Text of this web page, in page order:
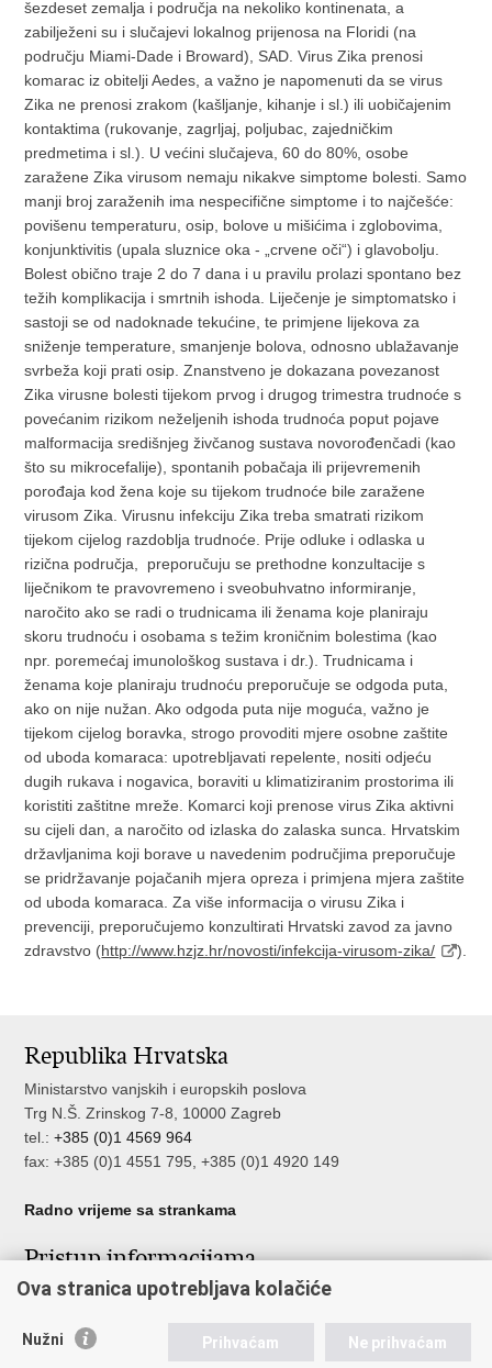
šezdeset zemalja i područja na nekoliko kontinenata, a
zabilježeni su i slučajevi lokalnog prijenosa na Floridi (na
području Miami-Dade i Broward), SAD. Virus Zika prenosi
komarac iz obitelji Aedes, a važno je napomenuti da se virus
Zika ne prenosi zrakom (kašljanje, kihanje i sl.) ili uobičajenim
kontaktima (rukovanje, zagrljaj, poljubac, zajedničkim
predmetima i sl.). U većini slučajeva, 60 do 80%, osobe
zaražene Zika virusom nemaju nikakve simptome bolesti. Samo
manji broj zaraženih ima nespecifične simptome i to najčešće:
povišenu temperaturu, osip, bolove u mišićima i zglobovima,
konjunktivitis (upala sluznice oka - „crvene oči“) i glavobolju.
Bolest obično traje 2 do 7 dana i u pravilu prolazi spontano bez
težih komplikacija i smrtnih ishoda. Liječenje je simptomatsko i
sastoji se od nadoknade tekućine, te primjene lijekova za
sniženje temperature, smanjenje bolova, odnosno ublažavanje
svrbeža koji prati osip. Znanstveno je dokazana povezanost
Zika virusne bolesti tijekom prvog i drugog trimestra trudnoće s
povećanim rizikom neželjenih ishoda trudnoća poput pojave
malformacija središnjeg živčanog sustava novorođenčadi (kao
što su mikrocefalije), spontanih pobačaja ili prijevremenih
porođaja kod žena koje su tijekom trudnoće bile zaražene
virusom Zika. Virusnu infekciju Zika treba smatrati rizikom
tijekom cijelog razdoblja trudnoće. Prije odluke i odlaska u
rizična područja, preporučuju se prethodne konzultacije s
liječnikom te pravovremeno i sveobuhvatno informiranje,
naročito ako se radi o trudnicama ili ženama koje planiraju
skoru trudnoću i osobama s težim kroničnim bolestima (kao
npr. poremećaj imunološkog sustava i dr.). Trudnicama i
ženama koje planiraju trudnoću preporučuje se odgoda puta,
ako on nije nužan. Ako odgoda puta nije moguća, važno je
tijekom cijelog boravka, strogo provoditi mjere osobne zaštite
od uboda komaraca: upotrebljavati repelente, nositi odjeću
dugih rukava i nogavica, boraviti u klimatiziranim prostorima ili
koristiti zaštitne mreže. Komarci koji prenose virus Zika aktivni
su cijeli dan, a naročito od izlaska do zalaska sunca. Hrvatskim
državljanima koji borave u navedenim područjima preporučuje
se pridržavanje pojačanih mjera opreza i primjena mjera zaštite
od uboda komaraca. Za više informacija o virusu Zika i
prevenciji, preporučujemo konzultirati Hrvatski zavod za javno
zdravstvo (http://www.hzjz.hr/novosti/infekcija-virusom-zika/ ).
Republika Hrvatska
Ministarstvo vanjskih i europskih poslova
Trg N.Š. Zrinskog 7-8, 10000 Zagreb
tel.:+385 (0)1 4569 964
fax: +385 (0)1 4551 795, +385 (0)1 4920 149
Radno vrijeme sa strankama
Pristup informacijama
Pristup informacijama
Nepravilnosti
Ova stranica upotrebljava kolačiće
Nužni Prihvaćam Ne prihvaćam